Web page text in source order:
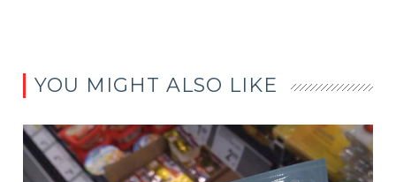
YOU MIGHT ALSO LIKE